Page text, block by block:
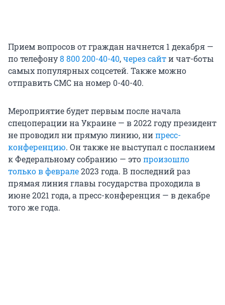
Прием вопросов от граждан начнется 1 декабря —
по телефону8 800 200-40-40,через сайти чат-боты
самых популярных соцсетей. Также можно
отправить СМС на номер 0-40-40.
Мероприятие будет первым после начала
спецоперации на Украине — в 2022 году президент
не проводил ни прямую линию, нипресс-
конференцию. Он также не выступал с посланием
к Федеральному собранию — этопроизошло
только в феврале2023 года. В последний раз
прямая линия главы государства проходила в
июне 2021 года, а пресс-конференция — в декабре
того же года.